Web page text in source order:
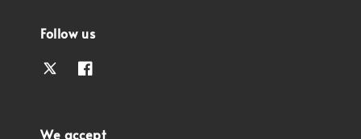
Follow us
We accept